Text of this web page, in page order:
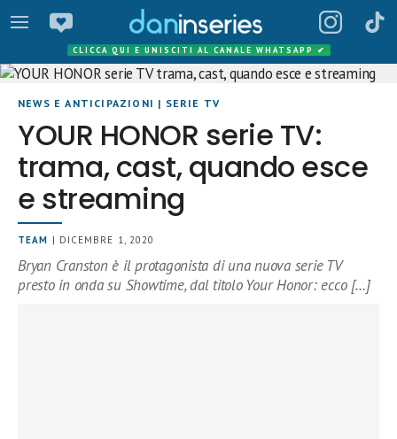
CLICCA QUI E UNISCITI AL CANALE WHATSAPP ✔
NEWS E ANTICIPAZIONI | SERIE TV
YOUR HONOR serie TV:
trama, cast, quando esce
e streaming
TEAM | DICEMBRE 1, 2020
Bryan Cranston è il protagonista di una nuova serie TV
presto in onda su Showtime, dal titolo Your Honor: ecco […]